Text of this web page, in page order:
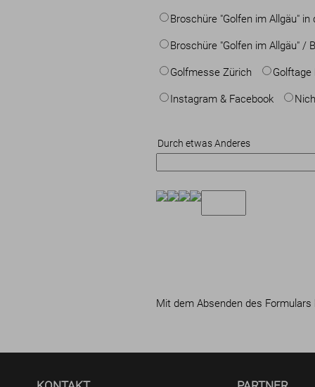
Broschüre "Golfen im Allgäu" in
Broschüre "Golfen im Allgäu" /
Golfmesse Zürich Golftage
Instagram & Facebook
Durch etwas Anderes
Mit dem Absenden des Formulars